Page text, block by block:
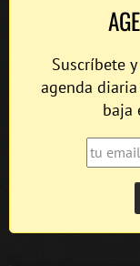
Suscríbete
agenda
baja